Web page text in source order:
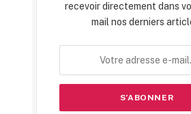
recevoir directement dans
mail nos derniers